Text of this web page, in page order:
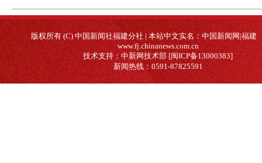
版权所有 (C) 中国新闻社福建分社 | 本站中文实名：中国新闻网|福建
www.fj.chinanews.com.cn
技术支持：中新网技术部 [闽ICP备13000383]
新闻热线：0591-87825591